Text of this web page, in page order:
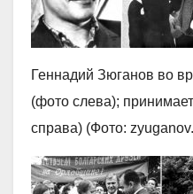
Геннадий Зюганов во
(фото слева);
справа) (Фото: